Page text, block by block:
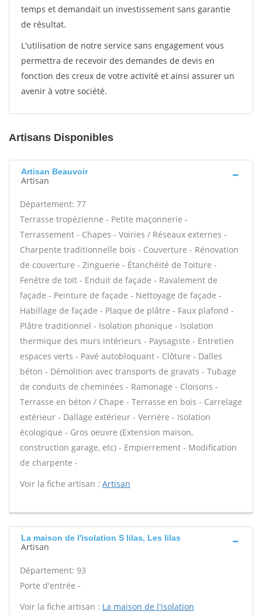
temps et demandait un investissement sans garantie
de résultat.
L'utilisation de notre service sans engagement vous
permettra de recevoir des demandes de devis en
fonction des creux de votre activité et ainsi assurer un
avenir à votre société.
Artisans Disponibles
Artisan Beauvoir
Artisan
Département: 77
Terrasse tropézienne - Petite maçonnerie -
Terrassement - Chapes - Voiries / Réseaux externes -
Charpente traditionnelle bois - Couverture - Rénovation
de couverture - Zinguerie - Étanchéité de Toiture -
Fenêtre de toit - Enduit de façade - Ravalement de
façade - Peinture de façade - Nettoyage de façade -
Habillage de façade - Plaque de plâtre - Faux plafond -
Plâtre traditionnel - Isolation phonique - Isolation
thermique des murs intérieurs - Paysagiste - Entretien
espaces verts - Pavé autobloquant - Clôture - Dalles
béton - Démolition avec transports de gravats - Tubage
de conduits de cheminées - Ramonage - Cloisons -
Terrasse en béton / Chape - Terrasse en bois - Carrelage
extérieur - Dallage extérieur - Verrière - Isolation
écologique - Gros oeuvre (Extension maison,
construction garage, etc) - Empierrement - Modification
de charpente -
Voir la fiche artisan : Artisan
La maison de l'isolation S lilas, Les lilas
Artisan
Département: 93
Porte d'entrée -
Voir la fiche artisan : La maison de l'isolation